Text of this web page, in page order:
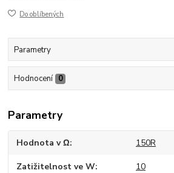
Do oblíbených
Parametry
Hodnocení 0
Parametry
Hodnota v Ω 150R
Zatižitelnost ve W 10